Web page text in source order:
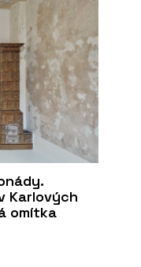
Karlových
omítka